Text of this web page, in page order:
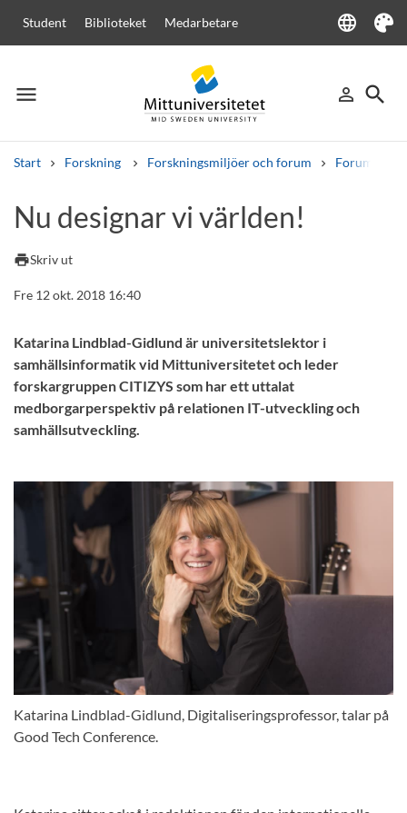
Student Biblioteket Medarbetare language
Language
Tema
menu
Meny person_outline
Logga in
search
Sök
Start Forskning Forskningsmiljöer och forum Forum för
Andra söktjänster
Kurser och program
Nu designar vi världen!
printSkriv ut
Fre 12 okt. 2018 16:40
Katarina Lindblad-Gidlund är universitetslektor i
samhällsinformatik vid Mittuniversitetet och leder
forskargruppen CITIZYS som har ett uttalat
medborgarperspektiv på relationen IT-utveckling och
samhällsutveckling.
Katarina Lindblad-Gidlund, Digitaliseringsprofessor, talar på
Good Tech Conference.